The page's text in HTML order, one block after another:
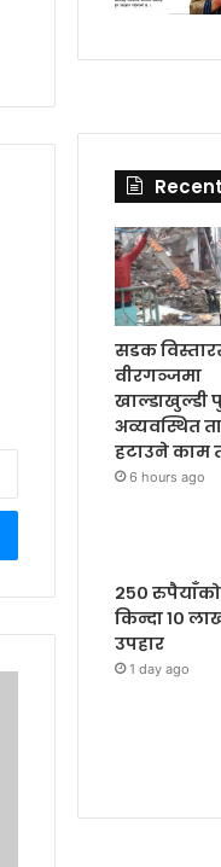
सडक
वीरगञ्जमा
खाल्डाखुल्डी
अव्यवस्थित
हटाउने काम
6 hours ago
२५०
किन्दा १०
उपहार
1 day ago